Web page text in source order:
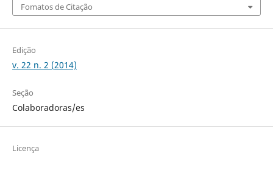
Fomatos de Citação
Edição
v. 22 n. 2 (2014)
Seção
Colaboradoras/es
Licença